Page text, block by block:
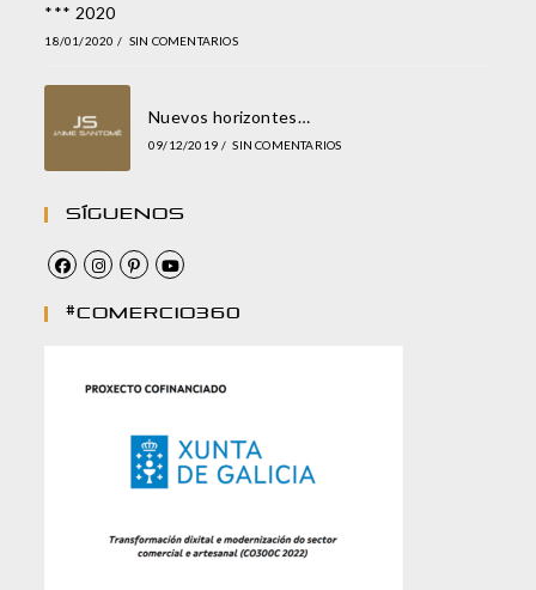
*** 2020
18/01/2020 / SIN COMENTARIOS
Nuevos horizontes…
09/12/2019 / SIN COMENTARIOS
Síguenos
#comercio360